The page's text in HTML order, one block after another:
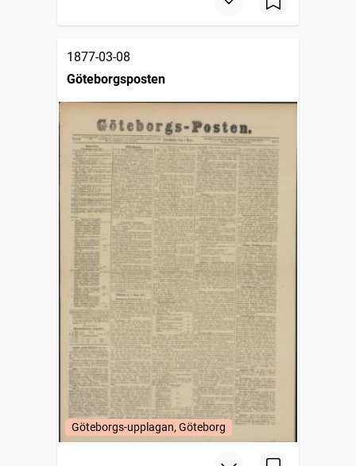
1877-03-08
Göteborgsposten
Göteborgs-upplagan, Göteborg